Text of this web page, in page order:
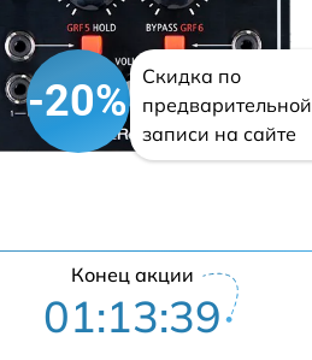
-20%
Скидка по
предварительной
записи на сайте
Конец акции
01:13:38